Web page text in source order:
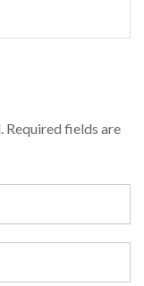
Required fields are